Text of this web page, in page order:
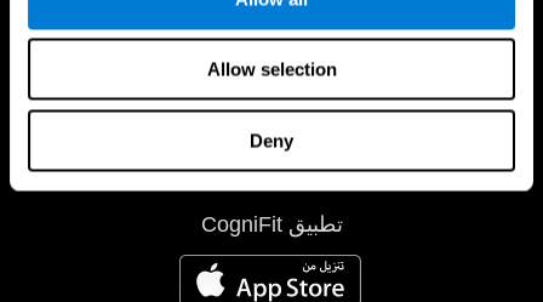
Allow selection
Deny
تطبيق CogniFit